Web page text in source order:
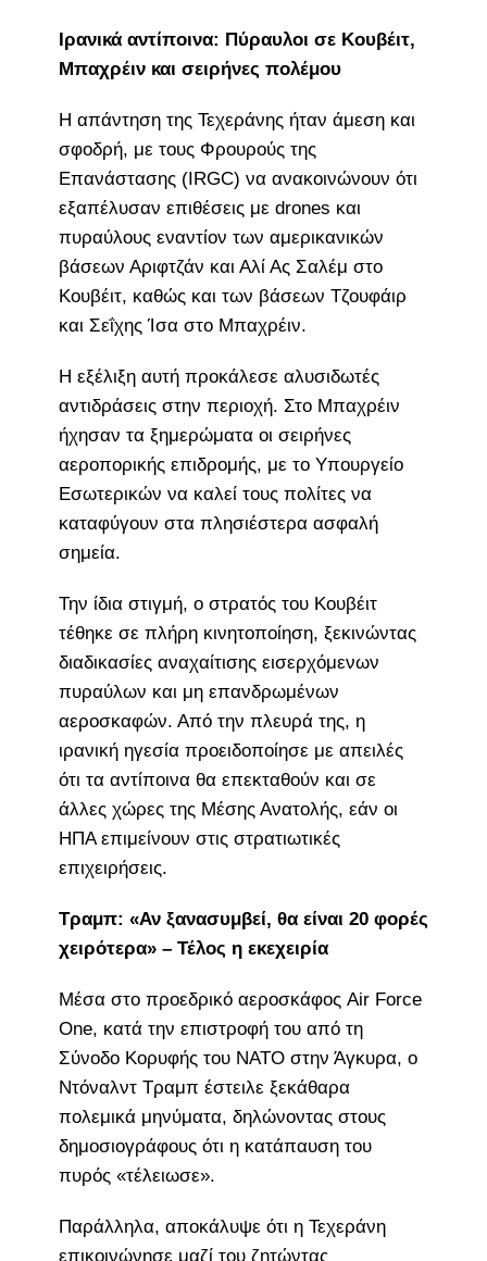
Ιρανικά αντίποινα: Πύραυλοι σε Κουβέιτ,
Μπαχρέιν και σειρήνες πολέμου
Η απάντηση της Τεχεράνης ήταν άμεση και
σφοδρή, με τους Φρουρούς της
Επανάστασης (IRGC) να ανακοινώνουν ότι
εξαπέλυσαν επιθέσεις με drones και
πυραύλους εναντίον των αμερικανικών
βάσεων Αριφτζάν και Αλί Ας Σαλέμ στο
Κουβέιτ, καθώς και των βάσεων Τζουφάιρ
και Σεΐχης Ίσα στο Μπαχρέιν.
Η εξέλιξη αυτή προκάλεσε αλυσιδωτές
αντιδράσεις στην περιοχή. Στο Μπαχρέιν
ήχησαν τα ξημερώματα οι σειρήνες
αεροπορικής επιδρομής, με το Υπουργείο
Εσωτερικών να καλεί τους πολίτες να
καταφύγουν στα πλησιέστερα ασφαλή
σημεία.
Την ίδια στιγμή, ο στρατός του Κουβέιτ
τέθηκε σε πλήρη κινητοποίηση, ξεκινώντας
διαδικασίες αναχαίτισης εισερχόμενων
πυραύλων και μη επανδρωμένων
αεροσκαφών. Από την πλευρά της, η
ιρανική ηγεσία προειδοποίησε με απειλές
ότι τα αντίποινα θα επεκταθούν και σε
άλλες χώρες της Μέσης Ανατολής, εάν οι
ΗΠΑ επιμείνουν στις στρατιωτικές
επιχειρήσεις.
Τραμπ: «Αν ξανασυμβεί, θα είναι 20 φορές
χειρότερα» – Τέλος η εκεχειρία
Μέσα στο προεδρικό αεροσκάφος Air Force
One, κατά την επιστροφή του από τη
Σύνοδο Κορυφής του ΝΑΤΟ στην Άγκυρα, ο
Ντόναλντ Τραμπ έστειλε ξεκάθαρα
πολεμικά μηνύματα, δηλώνοντας στους
δημοσιογράφους ότι η κατάπαυση του
πυρός «τέλειωσε».
Παράλληλα, αποκάλυψε ότι η Τεχεράνη
επικοινώνησε μαζί του ζητώντας